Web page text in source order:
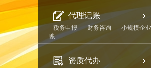
代理记账
税务申报 财务咨询
小规模企
账
资质代办